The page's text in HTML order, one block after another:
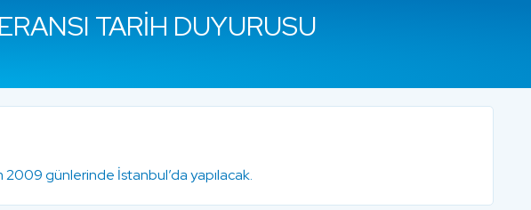
TARIH DUYURUSU
2009 günlerinde İstanbul’da yapılacak.